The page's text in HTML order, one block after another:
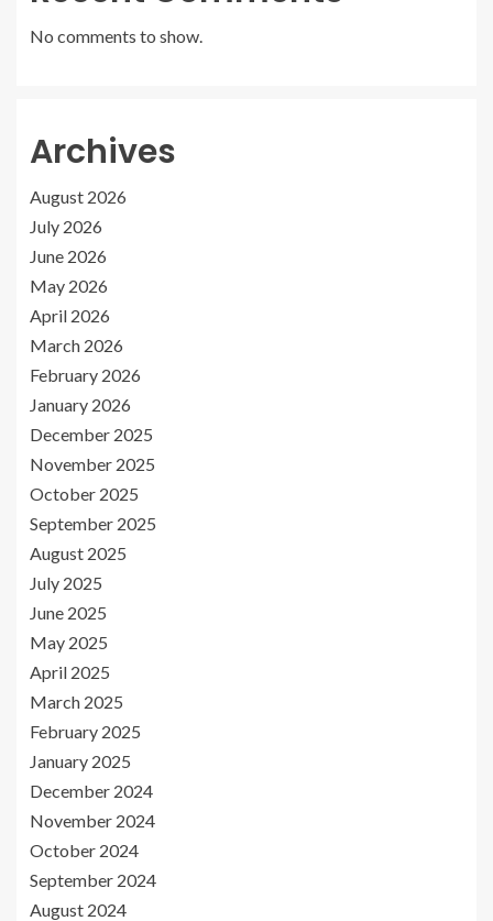
No comments to show.
Archives
August 2026
July 2026
June 2026
May 2026
April 2026
March 2026
February 2026
January 2026
December 2025
November 2025
October 2025
September 2025
August 2025
July 2025
June 2025
May 2025
April 2025
March 2025
February 2025
January 2025
December 2024
November 2024
October 2024
September 2024
August 2024